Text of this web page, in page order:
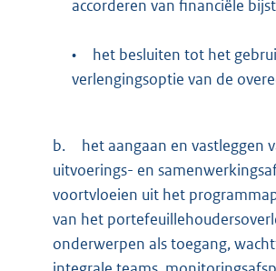
accorderen van financiële
•
het besluiten tot het
verlengingsoptie van de
b.
het aangaan en vastleggen
uitvoerings- en
voortvloeien uit het
van het
onderwerpen als toegang,